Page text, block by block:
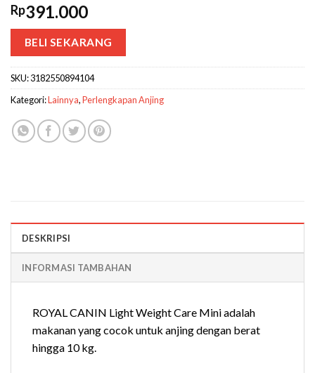
Rp391.000
BELI SEKARANG
SKU:3182550894104
Kategori:Lainnya,Perlengkapan Anjing
DESKRIPSI
INFORMASI TAMBAHAN
ROYAL CANIN Light Weight Care Mini adalah
makanan yang cocok untuk anjing dengan berat
hingga 10 kg.